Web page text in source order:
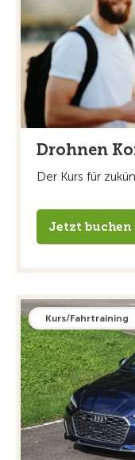
Drohnen
Der Kurs für
Jetzt buchen
Kurs/Fahrtraining